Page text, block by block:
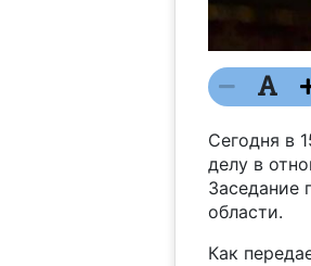
Сегодня в
делу в
Заседание
области.
Как